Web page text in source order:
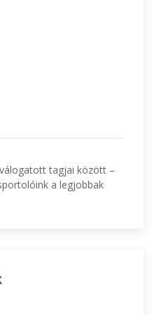
tagjai között –
a legjobbak